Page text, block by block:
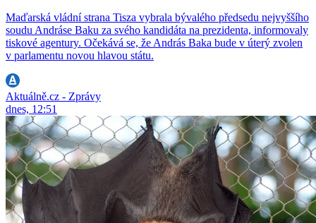
Maďarská vládní strana Tisza vybrala bývalého předsedu nejvyššího
soudu Andráse Baku za svého kandidáta na prezidenta, informovaly
tiskové agentury. Očekává se, že András Baka bude v úterý zvolen
v parlamentu novou hlavou státu.
Aktuálně.cz - Zprávy
dnes, 12:51